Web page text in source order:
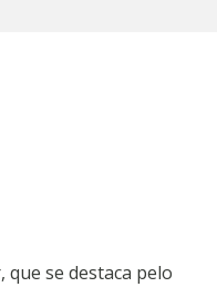
se destaca pelo